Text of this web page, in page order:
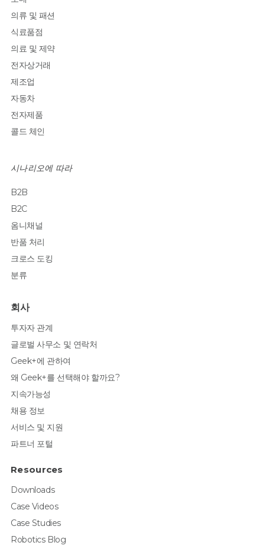
의류 및 패션
식료품점
의료 및 제약
전자상거래
제조업
자동차
전자제품
콜드 체인
시나리오에 따라
B2B
B2C
옴니채널
반품 처리
크로스 도킹
분류
회사
투자자 관계
글로벌 사무소 및 연락처
Geek+에 관하여
왜 Geek+를 선택해야 할까요?
지속가능성
채용 정보
서비스 및 지원
파트너 포털
Resources
Downloads
Case Videos
Case Studies
Robotics Blog